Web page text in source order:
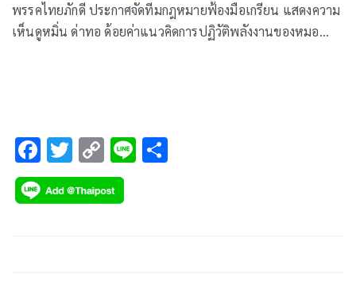
พรรคไทยภักดี ประกาศจัดทีมกฎหมายฟ้องมือเกรียน แสดงความ
เห็นดูหมิ่น ด่าทอ ด้อยค่าแนวคิดการปฏิวัติพลังงานของหมอ
F
ac
e
T
wi
tt
C
o
p
Li